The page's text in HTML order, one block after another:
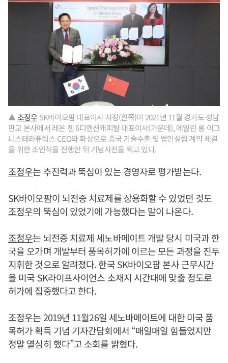
▲조정우 SK바이오팜 대표이사 사장(왼쪽)이 2021년 11월 경기도 성남
판교 본사에서 레온 첸 6디멘션캐피탈 대표이사(가운데), 에일린 롱 이그
니스테라퓨틱스 CEO와 화상으로 중국 기술수출 및 법인설립 계약 체결
을 위한 조인식을 진행한 뒤 기념사진을 찍고 있다.
조정우는 추진력과 뚝심이 있는 경영자로 평가받는다.
SK바이오팜이 뇌전증 치료제를 상용화할 수 있었던 것도
조정우의 뚝심이 있었기에 가능했다는 말이 나온다.
조정우는 뇌전증 치료제 세노바메이트 개발 당시 미국과 한
국을 오가며 개발부터 품목허가에 이르는 모든 과정을 진두
지휘한 것으로 알려졌다. 한국 SK바이오팜 본사 근무시간
을 미국 SK라이프사이언스 소재지 시간대에 맞출 정도로
허가에 집중했다고 한다.
조정우는 2019년 11월26일 세노바메이트에 대한 미국 품
목허가 획득 기념 기자간담회에서 “매일매일 힘들었지만
정말 열심히 했다”고 소회를 밝혔다.